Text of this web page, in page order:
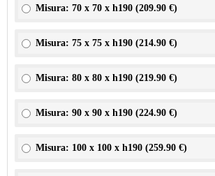
Misura: 70 x 70 x h190 (209.90 €)
Misura: 75 x 75 x h190 (214.90 €)
Misura: 80 x 80 x h190 (219.90 €)
Misura: 90 x 90 x h190 (224.90 €)
Misura: 100 x 100 x h190 (259.90 €)